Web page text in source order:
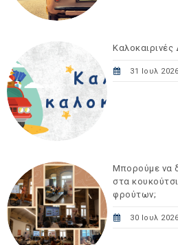
Καλοκαιρινές
31 Ιουλ 2026
Μπορούμε να
στα
φρούτων;
30 Ιουλ 2026